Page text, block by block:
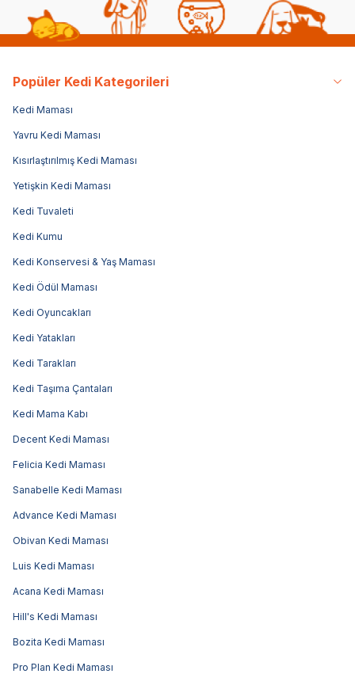
Popüler Kedi Kategorileri
Kedi Maması
Yavru Kedi Maması
Kısırlaştırılmış Kedi Maması
Yetişkin Kedi Maması
Kedi Tuvaleti
Kedi Kumu
Kedi Konservesi & Yaş Maması
Kedi Ödül Maması
Kedi Oyuncakları
Kedi Yatakları
Kedi Tarakları
Kedi Taşıma Çantaları
Kedi Mama Kabı
Decent Kedi Maması
Felicia Kedi Maması
Sanabelle Kedi Maması
Advance Kedi Maması
Obivan Kedi Maması
Luis Kedi Maması
Acana Kedi Maması
Hill's Kedi Maması
Bozita Kedi Maması
Pro Plan Kedi Maması